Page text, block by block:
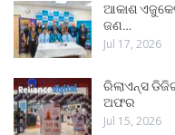
ଆକାଶ
ଜଣ…
Jul 17, 2026
ରିଲାଏନ୍ସ
ଅଫର
Jul 15, 2026